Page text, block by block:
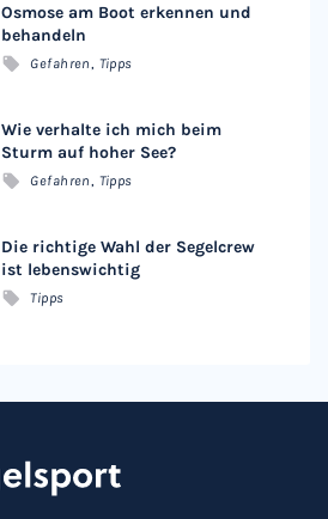
Osmose am Boot erkennen und
behandeln
Gefahren Tipps
Wie verhalte ich mich beim
Sturm auf hoher See?
Gefahren Tipps
Die richtige Wahl der Segelcrew
ist lebenswichtig
Tipps